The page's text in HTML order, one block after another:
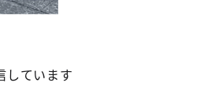
しています